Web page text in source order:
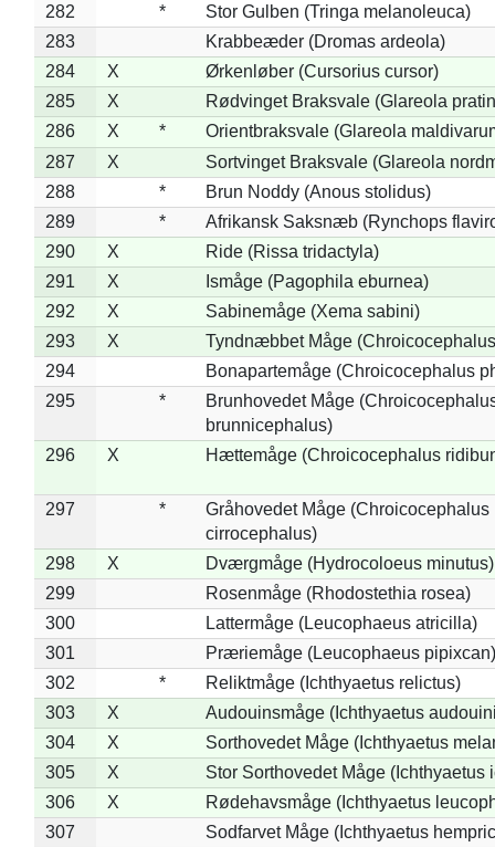
282
*
Stor Gulben (Tringa melanoleuca)
283
Krabbeæder (Dromas ardeola)
284
X
Ørkenløber (Cursorius cursor)
285
X
Rødvinget Braksvale (Glareola
286
X *
Orientbraksvale (Glareola
287
X
Sortvinget Braksvale (Glareola
288
*
Brun Noddy (Anous stolidus)
289
*
Afrikansk Saksnæb (Rynchops
290
X
Ride (Rissa tridactyla)
291
X
Ismåge (Pagophila eburnea)
292
X
Sabinemåge (Xema sabini)
293
X
Tyndnæbbet Måge
294
Bonapartemåge (Chroicocephalus
295
*
Brunhovedet Måge
brunnicephalus)
296
X Hættemåge (Chroicocephalus
297 *
Gråhovedet Måge (Chroicocephalus
cirrocephalus)
298
X
Dværgmåge (Hydrocoloeus minutus)
299
Rosenmåge (Rhodostethia rosea)
300
Lattermåge (Leucophaeus atricilla)
301
Præriemåge (Leucophaeus pipixcan)
302
*
Reliktmåge (Ichthyaetus relictus)
303
X
Audouinsmåge (Ichthyaetus
304
X
Sorthovedet Måge (Ichthyaetus
305
X
Stor Sorthovedet Måge (Ichthyaetus
306
X
Rødehavsmåge (Ichthyaetus
307
Sodfarvet Måge (Ichthyaetus